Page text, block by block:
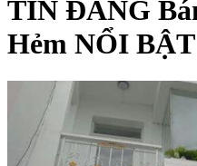
TIN ĐĂNG
Hẻm NỔI BẬT